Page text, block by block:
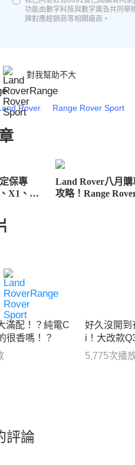
功能由數字科技與數字廣告共同舉
牌對應經銷商等相關廠商。
對我幫助不大
Rover Range Rover Sport
保專
X1、
Land Rover八月購
攻略！Range
滿配！？純電C
很香嗎！？
好久沒開到
i！大改款
終於沒有遺
5,775次播
評論